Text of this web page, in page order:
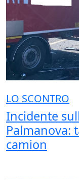
LO SCONTRO
Incidente
Palmanova:
camion